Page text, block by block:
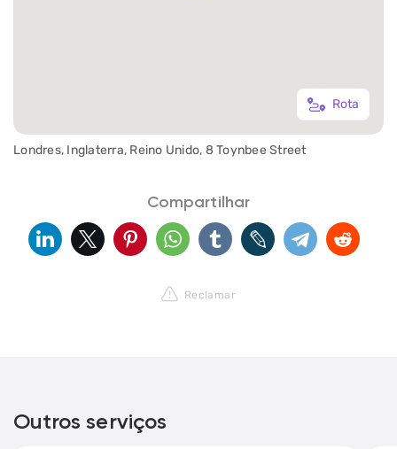
Rota
Londres, Inglaterra, Reino Unido, 8 Toynbee Street
Compartilhar
Reclamar
Outros serviços